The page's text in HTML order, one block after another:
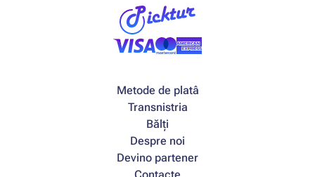
Metode de platâ
Transnistria
Bălți
Despre noi
Devino partener